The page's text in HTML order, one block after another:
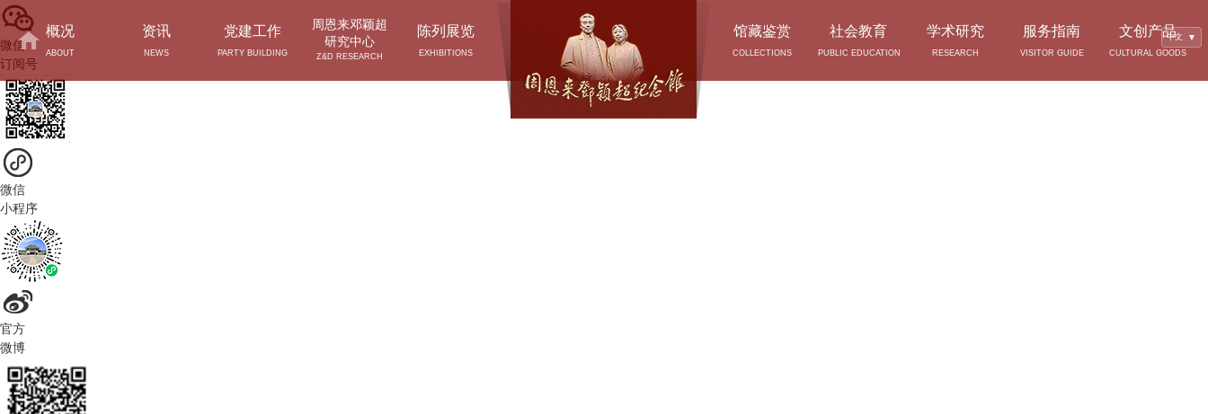
中文 ▼
概况
ABOUT
资讯
NEWS
党建工作
PARTY BUILDING
周恩来邓颖超
研究中心
Z&D RESEARCH
陈列展览
EXHIBITIONS
馆藏鉴赏
COLLECTIONS
社会教育
PUBLIC EDUCATION
学术研究
RESEARCH
服务指南
VISITOR GUIDE
文创产品
CULTURAL GOODS
微信
订阅号
微信
小程序
官方
微博